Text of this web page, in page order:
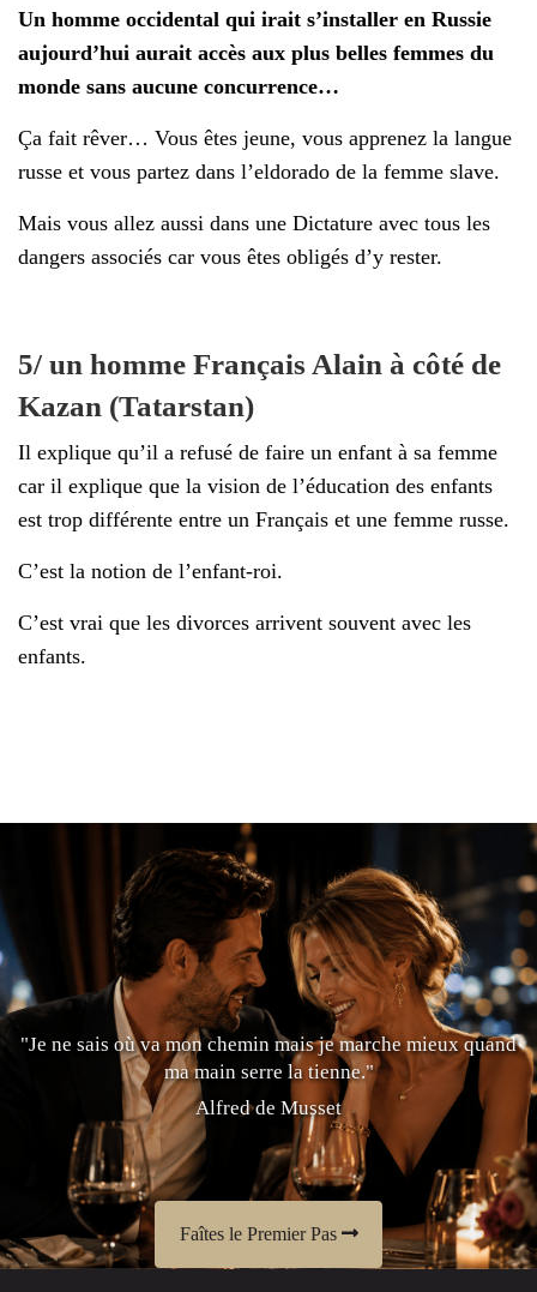
Un homme occidental qui irait s’installer en Russie
aujourd’hui aurait accès aux plus belles femmes du
monde sans aucune concurrence…
Ça fait rêver… Vous êtes jeune, vous apprenez la langue
russe et vous partez dans l’eldorado de la femme slave.
Mais vous allez aussi dans une Dictature avec tous les
dangers associés car vous êtes obligés d’y rester.
5/ un homme Français Alain à côté de
Kazan (Tatarstan)
Il explique qu’il a refusé de faire un enfant à sa femme
car il explique que la vision de l’éducation des enfants
est trop différente entre un Français et une femme russe.
C’est la notion de l’enfant-roi.
C’est vrai que les divorces arrivent souvent avec les
enfants.
"Je ne sais où va mon chemin mais je marche mieux quand
ma main serre la tienne."
Alfred de Musset
Faîtes le Premier Pas